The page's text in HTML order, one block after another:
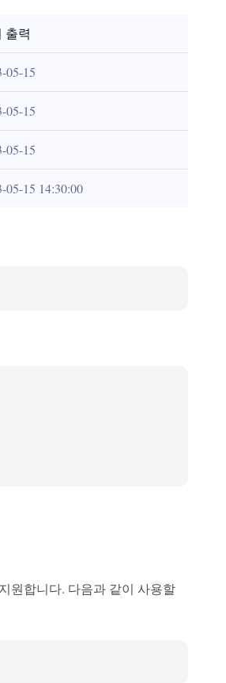
출력
05-15
05-15
05-15
05-15 14:30:00
원합니다. 다음과 같이 사용할